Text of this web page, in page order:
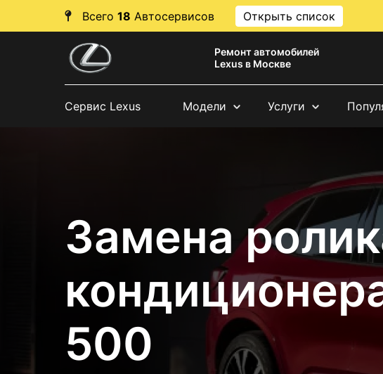
Всего 18 Автосервисов Открыть список
Ремонт автомобилей
Lexus в Москве
Сервис Lexus Модели Услуги
Замена
500